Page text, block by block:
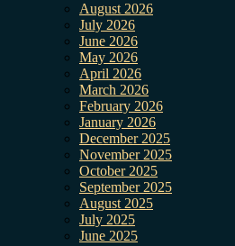
August 2026
July 2026
June 2026
May 2026
April 2026
March 2026
February 2026
January 2026
December 2025
November 2025
October 2025
September 2025
August 2025
July 2025
June 2025